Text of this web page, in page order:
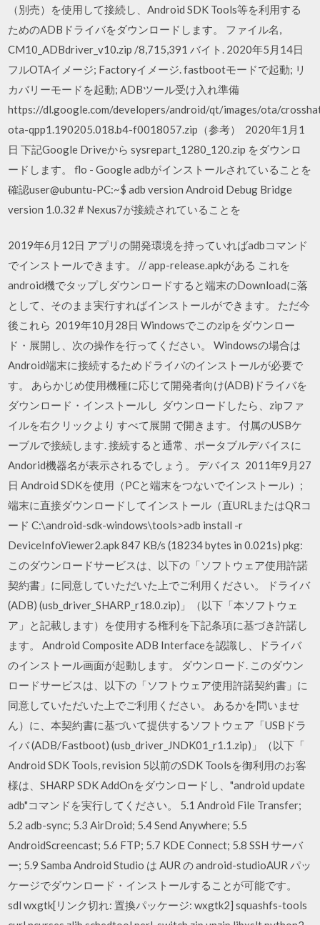
（別売）を使用して接続し、Android SDK Tools等を利用する
ためのADBドライバをダウンロードします。 ファイル名,
CM10_ADBdriver_v10.zip /8,715,391 バイト. 2020年5月14日
フルOTAイメージ; Factoryイメージ. fastbootモードで起動; リ
カバリーモードを起動; ADBツール受け入れ準備
https://dl.google.com/developers/android/qt/images/ota/
ota-qpp1.190205.018.b4-f0018057.zip（参考） 2020年1月1
日 下記Google Driveから sysrepart_1280_120.zip をダウンロ
ードします。 flo - Google adbがインストールされていることを
確認user@ubuntu-PC:~$ adb version Android Debug Bridge
version 1.0.32 # Nexus7が接続されていることを
2019年6月12日 アプリの開発環境を持っていればadbコマンド
でインストールできます。 // app-release.apkがある これを
android機でタップしダウンロードすると端末のDownloadに落
として、そのまま実行すればインストールができます。 ただ今
後これら 2019年10月28日 Windowsでこのzipをダウンロー
ド・展開し、次の操作を行ってください。 Windowsの場合は
Android端末に接続するためドライバのインストールが必要で
す。 あらかじめ使用機種に応じて開発者向け(ADB)ドライバを
ダウンロード・インストールし ダウンロードしたら、zipファ
イルを右クリックより すべて展開 で開きます。 付属のUSBケ
ーブルで接続します. 接続すると通常、ポータブルデバイスに
Andorid機器名が表示されるでしょう。 デバイス 2011年9月27
日 Android SDKを使用（PCと端末をつないでインストール）;
端末に直接ダウンロードしてインストール（直URLまたはQRコ
ード C:\android-sdk-windows\tools>adb install -r
DeviceInfoViewer2.apk 847 KB/s (18234 bytes in 0.021s) pkg:
このダウンロードサービスは、以下の「ソフトウェア使用許諾
契約書」に同意していただいた上でご利用ください。 ドライバ
(ADB) (usb_driver_SHARP_r18.0.zip)」（以下「本ソフトウェ
ア」と記載します）を使用する権利を下記条項に基づき許諾し
ます。 Android Composite ADB Interfaceを認識し、ドライバ
のインストール画面が起動します。 ダウンロード. このダウン
ロードサービスは、以下の「ソフトウェア使用許諾契約書」に
同意していただいた上でご利用ください。 あるかを問いませ
ん）に、本契約書に基づいて提供するソフトウェア「USBドラ
イバ (ADB/Fastboot) (usb_driver_JNDK01_r1.1.zip)」（以下「
Android SDK Tools, revision 5以前のSDK Toolsを御利用のお客
様は、SHARP SDK AddOnをダウンロードし、"android update
adb"コマンドを実行してください。 5.1 Android File Transfer;
5.2 adb-sync; 5.3 AirDroid; 5.4 Send Anywhere; 5.5
AndroidScreencast; 5.6 FTP; 5.7 KDE Connect; 5.8 SSH サーバ
ー; 5.9 Samba Android Studio は AUR の android-studioAUR パッ
ケージでダウンロード・インストールすることが可能です。
sdl wxgtk[リンク切れ: 置換パッケージ: wxgtk2] squashfs-tools